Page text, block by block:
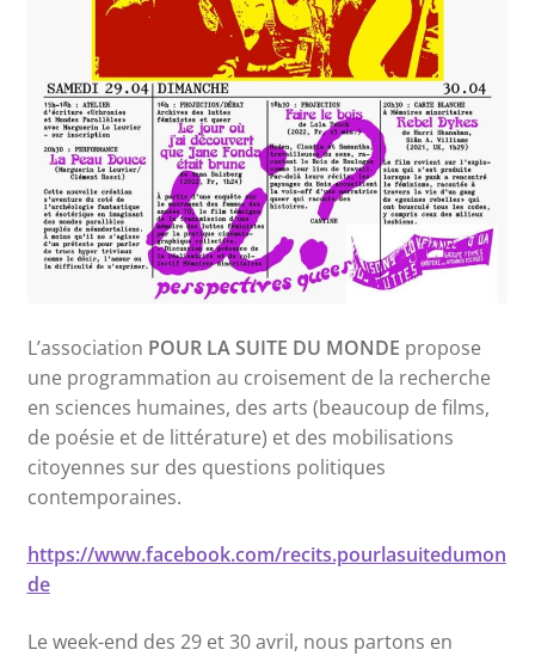
L’association POUR LA SUITE DU MONDE propose
une programmation au croisement de la recherche
en sciences humaines, des arts (beaucoup de films,
de poésie et de littérature) et des mobilisations
citoyennes sur des questions politiques
contemporaines.
https://www.facebook.com/recits.pourlasuitedumon
de
Le week-end des 29 et 30 avril, nous partons en